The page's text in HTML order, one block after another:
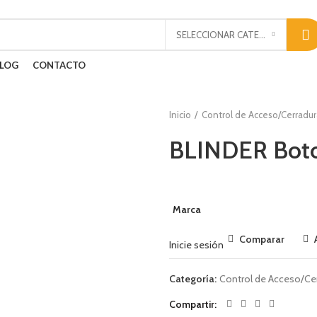
CONTACTO
Inicio
Control de Acceso/
BLINDER
Marca
Inicie sesión Comparar
Categoría: Control de Acceso/
Compartir